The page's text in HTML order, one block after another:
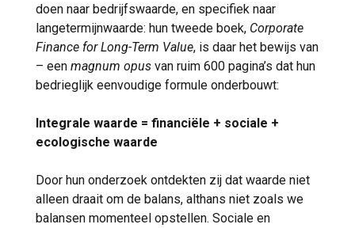
doen naar bedrijfswaarde, en specifiek naar
langetermijnwaarde: hun tweede boek, Corporate
Finance for Long-Term Value, is daar het bewijs van
– een magnum opus van ruim 600 pagina’s dat hun
bedrieglijk eenvoudige formule onderbouwt:
Integrale waarde = financiële + sociale +
ecologische waarde
Door hun onderzoek ontdekten zij dat waarde niet
alleen draait om de balans, althans niet zoals we
balansen momenteel opstellen. Sociale en